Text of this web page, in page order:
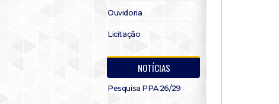
Ouvidoria
Licitação
NOTÍCIAS
Pesquisa PPA 26/29